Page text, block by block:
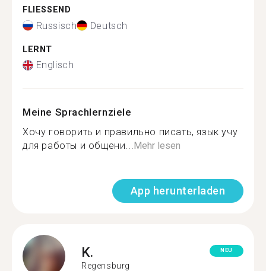
FLIESSEND
Russisch Deutsch
LERNT
Englisch
Meine Sprachlernziele
Хочу говорить и правильно писать, язык учу
для работы и общени...Mehr lesen
App herunterladen
K.
Regensburg
NEU